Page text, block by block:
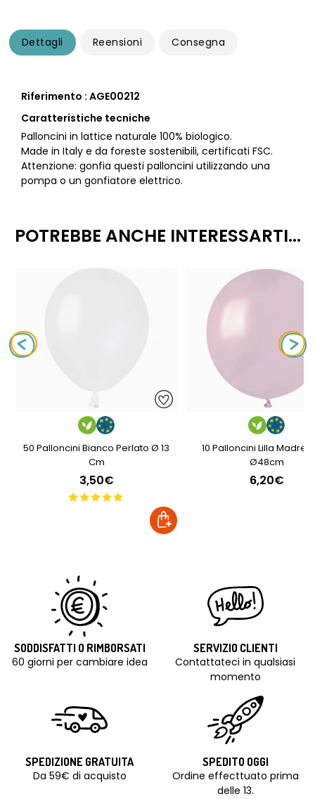
Dettagli Reensioni Consegna
Riferimento : AGE00212
Caratteristiche tecniche
Palloncini in lattice naturale 100% biologico.
Made in Italy e da foreste sostenibili, certificati FSC.
Attenzione: gonfia questi palloncini utilizzando una
pompa o un gonfiatore elettrico.
POTREBBE ANCHE INTERESSARTI...
50 Palloncini Bianco Perlato Ø 13
Cm
3,50€
10 Palloncini Lilla
Ø48cm
6,20€
SODDISFATTI O RIMBORSATI
60 giorni per cambiare idea
SERVIZIO CLIENTI
Contattateci in qualsiasi
momento
SPEDIZIONE GRATUITA
Da 59€ di acquisto
SPEDITO OGGI
Ordine effecttuato prima
delle 13.